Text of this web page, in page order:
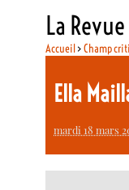
La
Accueil>Champ
Ella
mardi 18 mars